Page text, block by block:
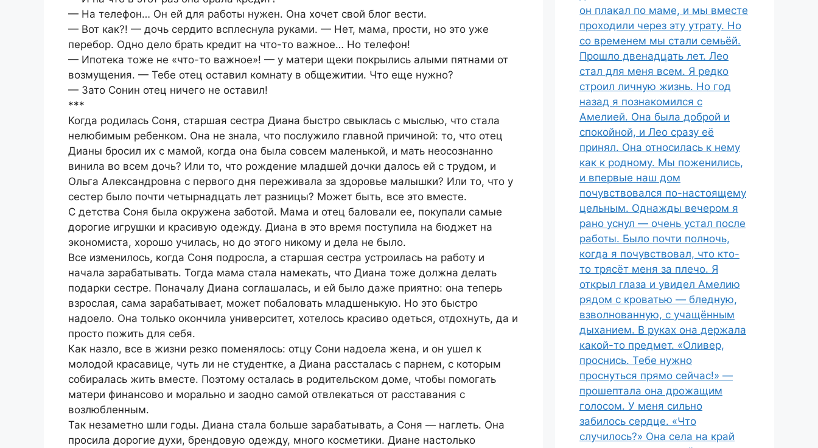
— На телефон… Он ей для работы нужен. Она хочет свой блог вести.
— Вот как?! — дочь сердито всплеснула руками. — Нет, мама, прости, но это уже
перебор. Одно дело брать кредит на что-то важное… Но телефон!
— Ипотека тоже не «что-то важное»! — у матери щеки покрылись алыми пятнами от
возмущения. — Тебе отец оставил комнату в общежитии. Что еще нужно?
— Зато Сонин отец ничего не оставил!
***
Когда родилась Соня, старшая сестра Диана быстро свыклась с мыслью, что стала
нелюбимым ребенком. Она не знала, что послужило главной причиной: то, что отец
Дианы бросил их с мамой, когда она была совсем маленькой, и мать неосознанно
винила во всем дочь? Или то, что рождение младшей дочки далось ей с трудом, и
Ольга Александровна с первого дня переживала за здоровье малышки? Или то, что у
сестер было почти четырнадцать лет разницы? Может быть, все это вместе.
С детства Соня была окружена заботой. Мама и отец баловали ее, покупали самые
дорогие игрушки и красивую одежду. Диана в это время поступила на бюджет на
экономиста, хорошо училась, но до этого никому и дела не было.
Все изменилось, когда Соня подросла, а старшая сестра устроилась на работу и
начала зарабатывать. Тогда мама стала намекать, что Диана тоже должна делать
подарки сестре. Поначалу Диана соглашалась, и ей было даже приятно: она теперь
взрослая, сама зарабатывает, может побаловать младшенькую. Но это быстро
надоело. Она только окончила университет, хотелось красиво одеться, отдохнуть, да и
просто пожить для себя.
Как назло, все в жизни резко поменялось: отцу Сони надоела жена, и он ушел к
молодой красавице, чуть ли не студентке, а Диана рассталась с парнем, с которым
собиралась жить вместе. Поэтому осталась в родительском доме, чтобы помогать
матери финансово и морально и заодно самой отвлекаться от расставания с
возлюбленным.
Так незаметно шли годы. Диана стала больше зарабатывать, а Соня — наглеть. Она
просила дорогие духи, брендовую одежду, много косметики. Диане настолько
он плакал по маме, и мы вместе
проходили через эту утрату. Но
со временем мы стали семьёй.
Прошло двенадцать лет. Лео
стал для меня всем. Я редко
строил личную жизнь. Но год
назад я познакомился с
Амелией. Она была доброй и
спокойной, и Лео сразу её
принял. Она относилась к нему
как к родному. Мы поженились,
и впервые наш дом
почувствовался по-настоящему
цельным. Однажды вечером я
рано уснул — очень устал после
работы. Было почти полночь,
когда я почувствовал, что кто-
то трясёт меня за плечо. Я
открыл глаза и увидел Амелию
рядом с кроватью — бледную,
взволнованную, с учащённым
дыханием. В руках она держала
какой-то предмет. «Оливер,
проснись. Тебе нужно
проснуться прямо сейчас!» —
прошептала она дрожащим
голосом. У меня сильно
забилось сердце. «Что
случилось?» Она села на край